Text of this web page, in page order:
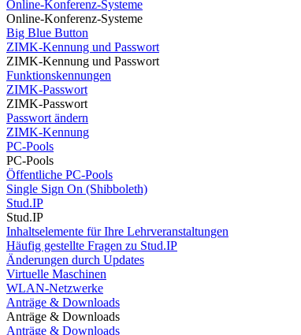
Online-Konferenz-Systeme
Online-Konferenz-Systeme
Big Blue Button
ZIMK-Kennung und Passwort
ZIMK-Kennung und Passwort
Funktionskennungen
ZIMK-Passwort
ZIMK-Passwort
Passwort ändern
ZIMK-Kennung
PC-Pools
PC-Pools
Öffentliche PC-Pools
Single Sign On (Shibboleth)
Stud.IP
Stud.IP
Inhaltselemente für Ihre Lehrveranstaltungen
Häufig gestellte Fragen zu Stud.IP
Änderungen durch Updates
Virtuelle Maschinen
WLAN-Netzwerke
Anträge & Downloads
Anträge & Downloads
Anträge & Downloads